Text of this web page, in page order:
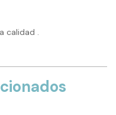
calidad .